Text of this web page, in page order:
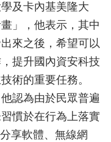
及卡內基美隆大
」，他表示，其中
來之後，希望可以
提升國內資安科技
術的重要任務。
認為由於民眾普遍
慣於在行為上落實
享軟體、無線網